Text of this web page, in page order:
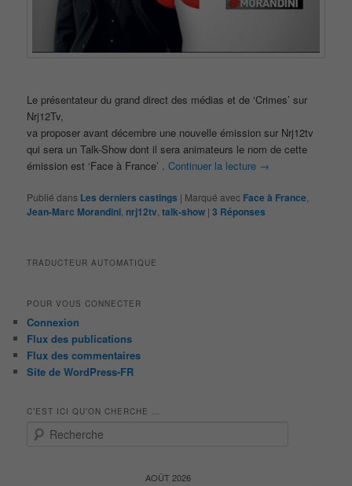
Le présentateur du grand direct des médias et de ‘Crimes’ sur
Nrj12Tv,
va proposer avant décembre une nouvelle émission sur Nrj12tv
qui sera un Talk-Show dont il sera animateurs le nom de cette
émission est ‘Face à France’ .Continuer la lecture →
Publié dans Les derniers castings | Marqué avec Face à France,
Jean-Marc Morandini, nrj12tv,talk-show |3 Réponses
TRADUCTEUR AUTOMATIQUE
POUR VOUS CONNECTER
Connexion
Flux des publications
Flux des commentaires
Site de WordPress-FR
C’EST ICI QU’ON CHERCHE …
AOÛT 2026